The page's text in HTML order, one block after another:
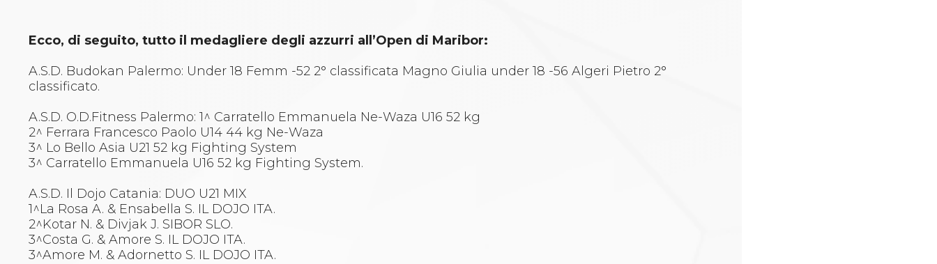
News
Mappa del sito
News
Cookies Accept
Newsletter
Catalogo formativo
Corsi Monotematici
Corsi di Specializzazione
Corsi FIJLKAM-FISDIR
Corsi Preparatore Fisico
Edutraining class - Didattica infantile
Ecco, di seguito, tutto il medagliere degli azzurri all’Open di Maribor:
A.S.D. Budokan Palermo: Under 18 Femm -52 2° classificata Magno Giulia under 18 -56 Algeri Pietro 2°
classificato.
A.S.D. O.D.Fitness Palermo: 1^ Carratello Emmanuela Ne-Waza U16 52 kg
2^ Ferrara Francesco Paolo U14 44 kg Ne-Waza
3^ Lo Bello Asia U21 52 kg Fighting System
3^ Carratello Emmanuela U16 52 kg Fighting System.
A.S.D. Il Dojo Catania: DUO U21 MIX
1^La Rosa A. & Ensabella S. IL DOJO ITA.
2^Kotar N. & Divjak J. SIBOR SLO.
3^Costa G. & Amore S. IL DOJO ITA.
3^Amore M. & Adornetto S. IL DOJO ITA.